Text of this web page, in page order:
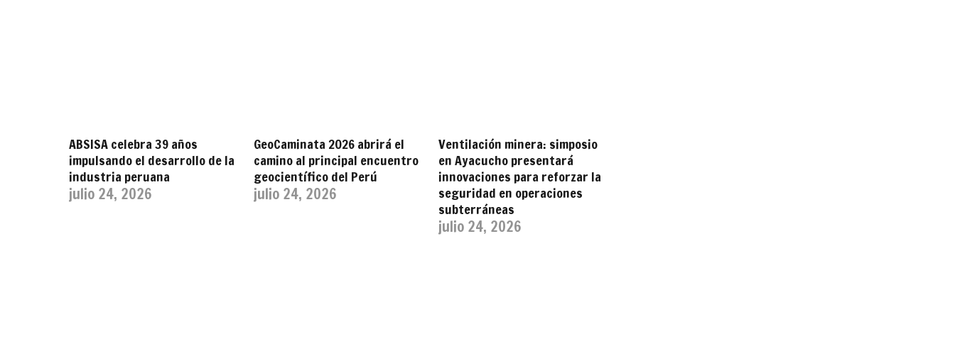
ABSISA celebra 39 años
impulsando el desarrollo de la
industria peruana
julio 24, 2026
GeoCaminata 2026 abrirá el
camino al principal encuentro
geocientífico del Perú
julio 24, 2026
Ventilación minera: simposio
en Ayacucho presentará
innovaciones para reforzar la
seguridad en operaciones
subterráneas
julio 24, 2026